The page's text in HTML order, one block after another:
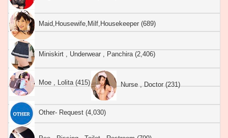
Maid,Housewife,Milf,Housekeeper (689)
Miniskirt , Underwear , Panchira (2,406)
Moe , Lolita (415) Nurse , Doctor (231)
Other- Request (4,030)